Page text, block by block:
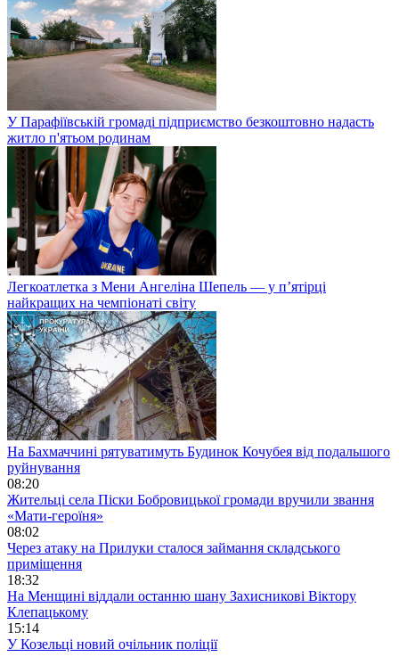
У Парафіївській громаді підприємство безкоштовно надасть
житло п'ятьом родинам
Легкоатлетка з Мени Ангеліна Шепель — у п’ятірці
найкращих на чемпіонаті світу
На Бахмаччині рятуватимуть Будинок Кочубея від подальшого
руйнування
08:20
Жительці села Піски Бобровицької громади вручили звання
«Мати-героїня»
08:02
Через атаку на Прилуки сталося займання складського
приміщення
18:32
На Менщині віддали останню шану Захисникові Віктору
Клепацькому
15:14
У Козельці новий очільник поліції